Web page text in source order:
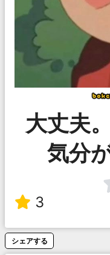
大丈夫
気分
3
シェアする